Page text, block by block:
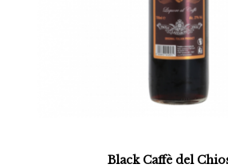
Black Caffè del